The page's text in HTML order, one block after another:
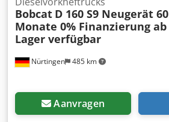
Nürtingen 485 km
Bobcat D 160 S9 Neugerät 60
Monate 0% Finanzierung ab
Lager verfügbar
Aanvragen